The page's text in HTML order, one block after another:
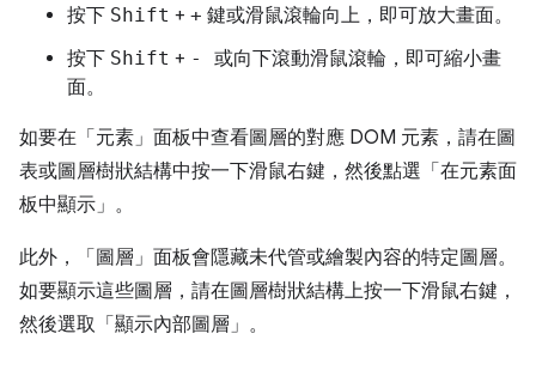
按下 Shift + + 鍵或滑鼠滾輪向上，即可放大畫面。
按下 Shift + -
或向下滾動滑鼠滾輪，即可縮小畫
面。
如要在「元素」面板中查看圖層的對應 DOM 元素，請在圖
表或圖層樹狀結構中按一下滑鼠右鍵，然後點選「在元素面
板中顯示」 。
此外，「圖層」 面板會隱藏未代管或繪製內容的特定圖層。
如要顯示這些圖層，請在圖層樹狀結構上按一下滑鼠右鍵，
然後選取「顯示內部圖層」 。